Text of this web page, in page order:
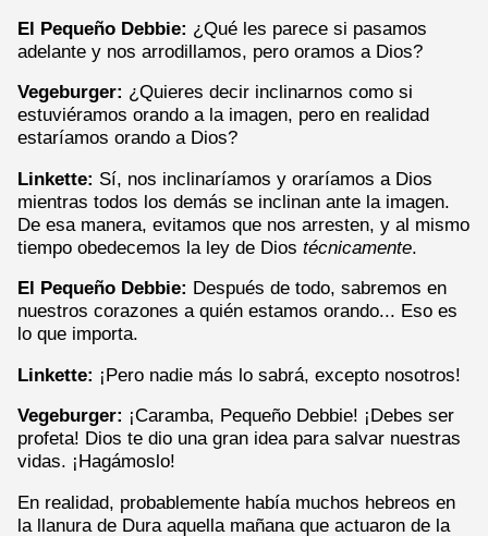
El Pequeño Debbie: ¿Qué les parece si pasamos
adelante y nos arrodillamos, pero oramos a Dios?
Vegeburger: ¿Quieres decir inclinarnos como si
estuviéramos orando a la imagen, pero en realidad
estaríamos orando a Dios?
Linkette: Sí, nos inclinaríamos y oraríamos a Dios
mientras todos los demás se inclinan ante la imagen.
De esa manera, evitamos que nos arresten, y al mismo
tiempo obedecemos la ley de Dios técnicamente.
El Pequeño Debbie: Después de todo, sabremos en
nuestros corazones a quién estamos orando... Eso es
lo que importa.
Linkette: ¡Pero nadie más lo sabrá, excepto nosotros!
Vegeburger: ¡Caramba, Pequeño Debbie! ¡Debes ser
profeta! Dios te dio una gran idea para salvar nuestras
vidas. ¡Hagámoslo!
En realidad, probablemente había muchos hebreos en
la llanura de Dura aquella mañana que actuaron de la